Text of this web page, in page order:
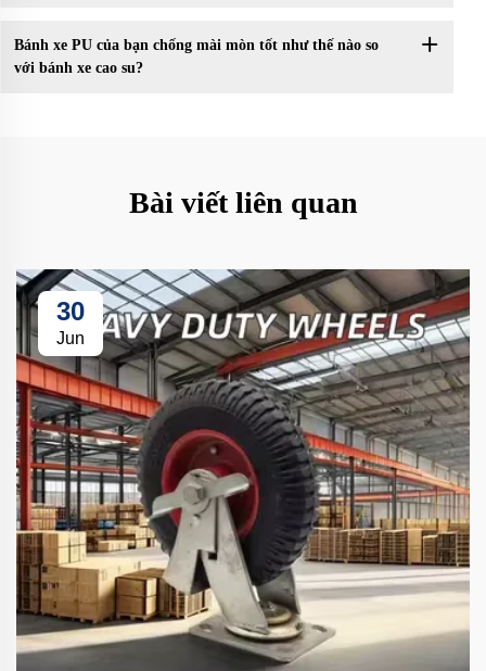
Bánh xe PU của bạn chống mài mòn tốt như thế nào so
với bánh xe cao su?
Bài viết liên quan
30
Jun